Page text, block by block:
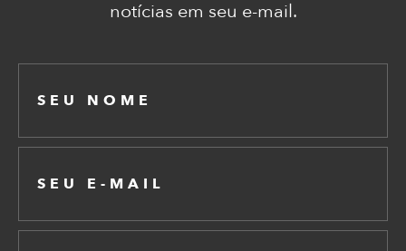
notícias em seu e-mail.